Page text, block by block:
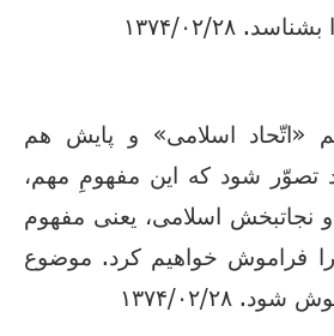
۱۳۷۴/۰۲/۲۸
«اتّحاد اسلامی» و پایش هم
تصوّر شود که این مفهومِ مهم،
نجاتبخش اسلامی، یعنی مفهوم
فراموش خواهیم کرد. موضوع
۱۳۷۴/۰۲/۲۸